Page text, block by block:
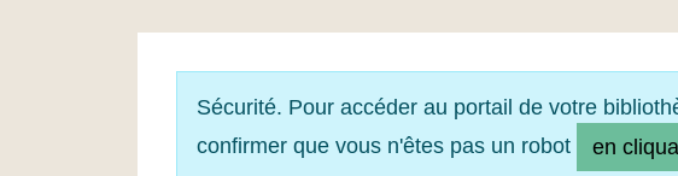
Sécurité. Pour accéder au portail de votre
confirmer que vous n'êtes pas un robot
en